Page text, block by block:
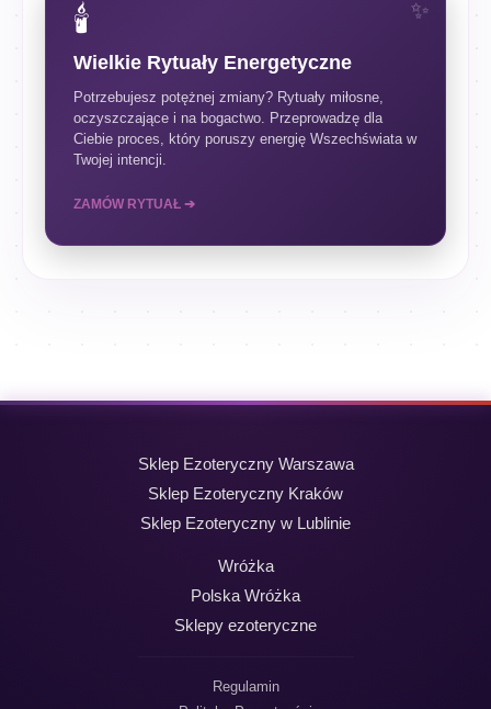
🕯️
Wielkie Rytuały Energetyczne
Potrzebujesz potężnej zmiany? Rytuały miłosne,
oczyszczające i na bogactwo. Przeprowadzę dla
Ciebie proces, który poruszy energię Wszechświata w
Twojej intencji.
ZAMÓW RYTUAŁ ➔
Sklep Ezoteryczny Warszawa
Sklep Ezoteryczny Kraków
Sklep Ezoteryczny w Lublinie
Wróżka
Polska Wróżka
Sklepy ezoteryczne
Regulamin